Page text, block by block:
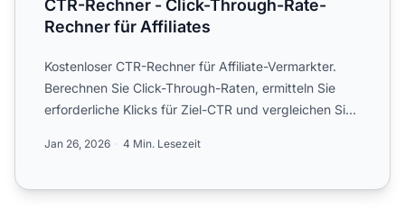
CTR-Rechner - Click-Through-Rate-
Rechner für Affiliates
Kostenloser CTR-Rechner für Affiliate-Vermarkter.
Berechnen Sie Click-Through-Raten, ermitteln Sie
erforderliche Klicks für Ziel-CTR und vergleichen Sie
Jan 26, 2026 4 Min. Lesezeit